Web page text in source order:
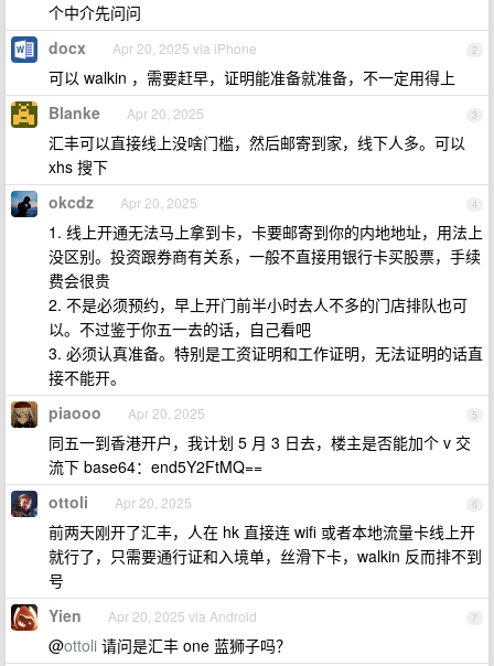
个中介先问问
2
docx Apr 20, 2025 via iPhone
可以 walkin ，需要赶早，证明能准备就准备，不一定用得上
3
Blanke Apr 20, 2025
汇丰可以直接线上没啥门槛，然后邮寄到家，线下人多。可以
xhs 搜下
4
okcdz Apr 20, 2025
1. 线上开通无法马上拿到卡，卡要邮寄到你的内地地址，用法上
没区别。投资跟券商有关系，一般不直接用银行卡买股票，手续
费会很贵
2. 不是必须预约，早上开门前半小时去人不多的门店排队也可
以。不过鉴于你五一去的话，自己看吧
3. 必须认真准备。特别是工资证明和工作证明，无法证明的话直
接不能开。
5
piaooo Apr 20, 2025
同五一到香港开户，我计划 5 月 3 日去，楼主是否能加个 v 交
流下 base64：end5Y2FtMQ==
6
ottoli Apr 20, 2025
前两天刚开了汇丰，人在 hk 直接连 wifi 或者本地流量卡线上开
就行了，只需要通行证和入境单，丝滑下卡，walkin 反而排不到
号
7
Yien Apr 20, 2025 via Android
@ottoli 请问是汇丰 one 蓝狮子吗？